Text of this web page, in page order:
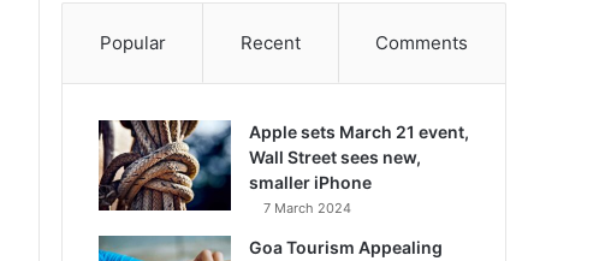
Popular Recent Comments
Apple sets March 21 event,
Wall Street sees new,
smaller iPhone
7 March 2024
Goa Tourism Appealing